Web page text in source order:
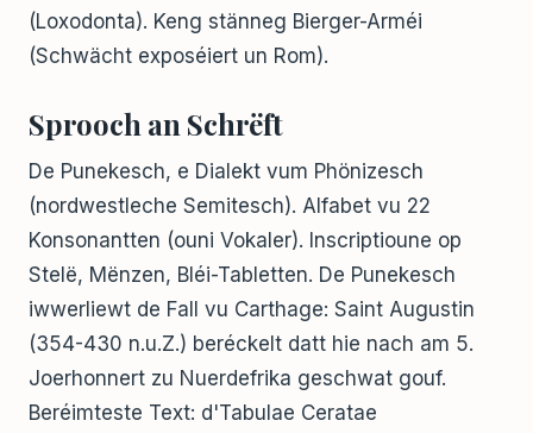
(Loxodonta). Keng stänneg Bierger-Arméi
(Schwächt exposéiert un Rom).
Sprooch an Schrëft
De Punekesch, e Dialekt vum Phönizesch
(nordwestleche Semitesch). Alfabet vu 22
Konsonantten (ouni Vokaler). Inscriptioune op
Stelë, Mënzen, Bléi-Tabletten. De Punekesch
iwwerliewt de Fall vu Carthage: Saint Augustin
(354-430 n.u.Z.) beréckelt datt hie nach am 5.
Joerhonnert zu Nuerdefrika geschwat gouf.
Beréimteste Text: d'Tabulae Ceratae